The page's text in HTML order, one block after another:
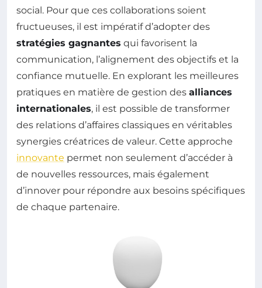
social. Pour que ces collaborations soient
fructueuses, il est impératif d’adopter des
stratégies gagnantes qui favorisent la
communication, l’alignement des objectifs et la
confiance mutuelle. En explorant les meilleures
pratiques en matière de gestion des alliances
internationales, il est possible de transformer
des relations d’affaires classiques en véritables
synergies créatrices de valeur. Cette approche
innovante permet non seulement d’accéder à
de nouvelles ressources, mais également
d’innover pour répondre aux besoins spécifiques
de chaque partenaire.